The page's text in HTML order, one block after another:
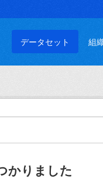
データセット 組
かりました